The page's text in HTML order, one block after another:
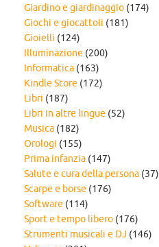
Giardino e giardinaggio (174)
Giochi e giocattoli (181)
Gioielli (124)
Illuminazione (200)
Informatica (163)
Kindle Store (172)
Libri (187)
Libri in altre lingue (52)
Musica (182)
Orologi (155)
Prima infanzia (147)
Salute e cura della persona (37)
Scarpe e borse (176)
Software (114)
Sport e tempo libero (176)
Strumenti musicali e DJ (146)